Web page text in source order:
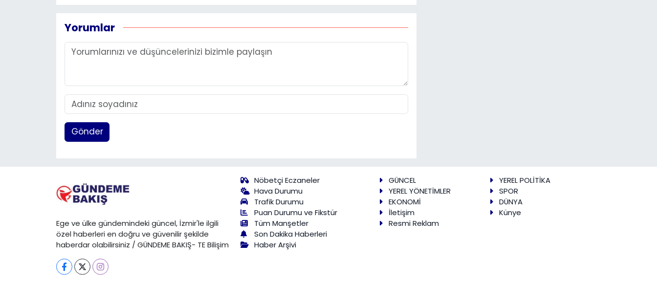
Yorumlar
Gönder
Ege ve ülke gündemindeki güncel, İzmir'le ilgili
özel haberleri en doğru ve güvenilir şekilde
haberdar olabilirsiniz / GÜNDEME BAKIŞ- TE Bilişim
Nöbetçi Eczaneler
Hava Durumu
Trafik Durumu
Puan Durumu ve Fikstür
Tüm Manşetler
Son Dakika Haberleri
Haber Arşivi
GÜNCEL
YEREL POLİTİKA
YEREL YÖNETİMLER
SPOR
EKONOMİ
DÜNYA
İletişim
Künye
Resmi Reklam